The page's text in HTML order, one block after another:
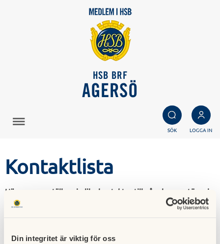
Din integritet är viktig för oss
HSB BRF
AGERSÖ
SÖK LOGGA IN
Kontaktlista
Här sammanställer vi olika kontakter till våra leverantörer i
BRF Agersö
Vem ska jag kontakta och när?